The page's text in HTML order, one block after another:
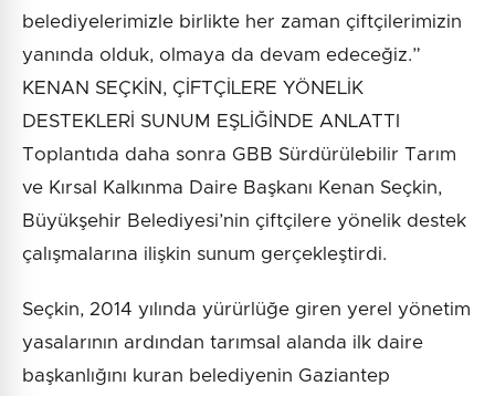
belediyelerimizle birlikte her zaman çiftçilerimizin
yanında olduk, olmaya da devam edeceğiz.”
KENAN SEÇKİN, ÇİFTÇİLERE YÖNELİK
DESTEKLERİ SUNUM EŞLİĞİNDE ANLATTI
Toplantıda daha sonra GBB Sürdürülebilir Tarım
ve Kırsal Kalkınma Daire Başkanı Kenan Seçkin,
Büyükşehir Belediyesi’nin çiftçilere yönelik destek
çalışmalarına ilişkin sunum gerçekleştirdi.
Seçkin, 2014 yılında yürürlüğe giren yerel yönetim
yasalarının ardından tarımsal alanda ilk daire
başkanlığını kuran belediyenin Gaziantep